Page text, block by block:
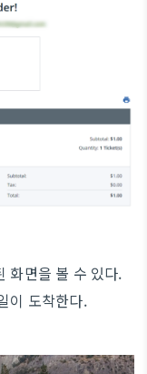
화면을 볼 수 있다.
이 도착한다.